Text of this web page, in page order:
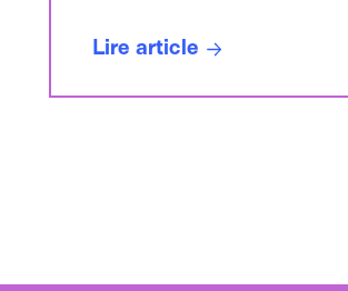
Lire article